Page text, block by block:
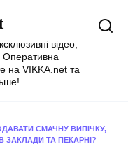
відео,
Оперативна
на VIKKA.net та
СМАЧНУ ВИПІЧКУ,
ТА ПЕКАРНІ?